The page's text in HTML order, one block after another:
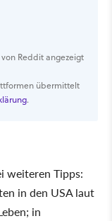
Reddit angezeigt
übermittelt
.
weiteren Tipps:
in den USA laut
in